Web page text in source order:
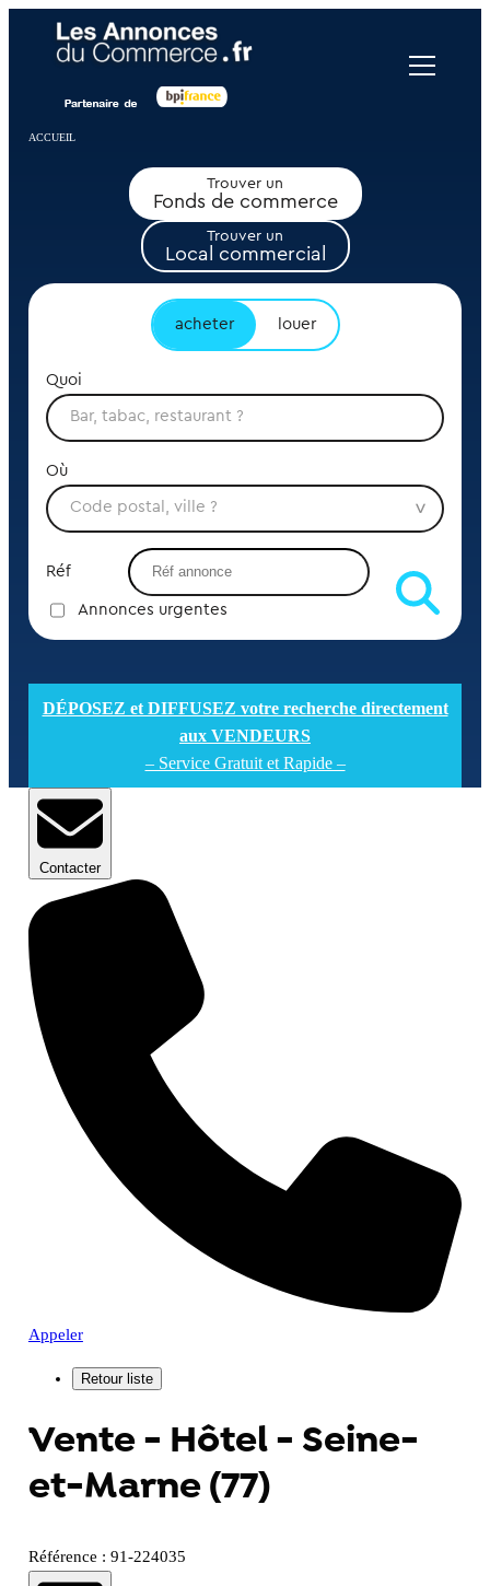
ACCUEIL
Trouver un
Fonds de commerce
Trouver un
Local commercial
acheter louer
Quoi
Où
Réf
Annonces urgentes
DÉPOSEZ et DIFFUSEZ votre recherche directement
aux VENDEURS
– Service Gratuit et Rapide –
Contacter
Appeler
Vente - Hôtel - Seine-
et-Marne (77)
Référence : 91-224035
Panneau de gestion des cookies